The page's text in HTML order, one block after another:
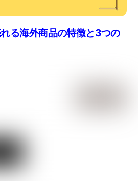
る海外商品の特徴と3つの